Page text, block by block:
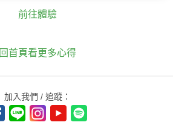
前往體驗
回首頁看更多心得
加入我們 / 追蹤：